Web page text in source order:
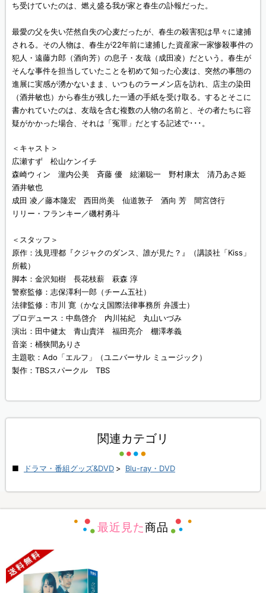
ち受けていたのは、燃え盛る我が家と春生の訃報だった。
最愛の父を失い茫然自失の心麦だったが、春生の殺害犯は早々に逮捕
される。その人物は、春生が22年前に逮捕した資産家一家惨殺事件の
犯人・遠藤力郎（酒向芳）の息子・友哉（成田凌）だという。春生が
そんな事件を担当していたことを初めて知った心麦は、突然の事態の
進展に実感が湧かないまま、いつものラーメン店を訪れ、店主の染田
（酒井敏也）から春生が残した一通の手紙を受け取る。するとそこに
書かれていたのは、友哉を含む複数の人物の名前と、その者たちに容
疑がかかった場合、それは「冤罪」だとする記述で･･･。
＜キャスト＞
広瀬すず 松山ケンイチ
森崎ウィン 瀧内公美 斉藤 優 絃瀬聡一 野村康太 清乃あさ姫
酒井敏也
成田 凌／藤本隆宏 西田尚美 仙道敦子 酒向 芳 間宮啓行
リリー・フランキー／磯村勇斗
＜スタッフ＞
原作：浅見理都『クジャクのダンス、誰が見た？』（講談社「Kiss」
所載）
脚本：金沢知樹 長花枝薪 萩森 淳
警察監修：志保澤利一郎（チーム五社）
法律監修：市川 寛（かなえ国際法律事務所 弁護士）
プロデュース：中島啓介 内川祐紀 丸山いづみ
演出：田中健太 青山貴洋 福田亮介 棚澤孝義
音楽：桶狭間ありさ
主題歌：Ado「エルフ」（ユニバーサル ミュージック）
製作：TBSスパークル TBS
関連カテゴリ
ドラマ・番組グッズ&DVD > Blu-ray・DVD
最近見た商品